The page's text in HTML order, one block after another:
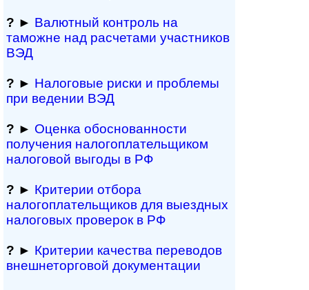
? ► Валютный контроль на
таможне над рас­че­та­ми участников
ВЭД
? ► Налоговые риски и проблемы
при ведении ВЭД
? ► Оценка обосно­ванности
получения налогоплательщиком
налоговой выгоды в РФ
? ► Критерии отбора
налогоплательщиков для выездных
налоговых проверок в РФ
? ► Критерии качества переводов
внешне­тор­го­вой документации